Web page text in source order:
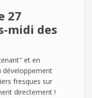
27
midi des
et en
développement
fresques sur
directement !